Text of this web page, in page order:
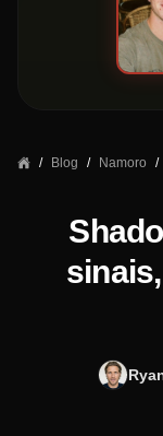
/ Blog / Namoro /